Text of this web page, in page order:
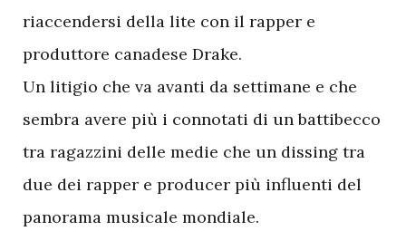
riaccendersi della lite con il rapper e
produttore canadese Drake.
Un litigio che va avanti da settimane e che
sembra avere più i connotati di un battibecco
tra ragazzini delle medie che un dissing tra
due dei rapper e producer più influenti del
panorama musicale mondiale.